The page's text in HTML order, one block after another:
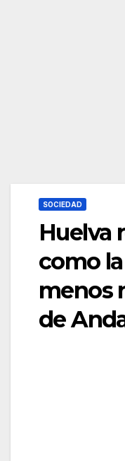
SOCIEDAD
Huelva
como
menos
de